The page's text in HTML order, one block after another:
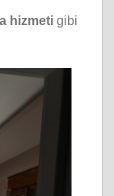
hizmeti gibi